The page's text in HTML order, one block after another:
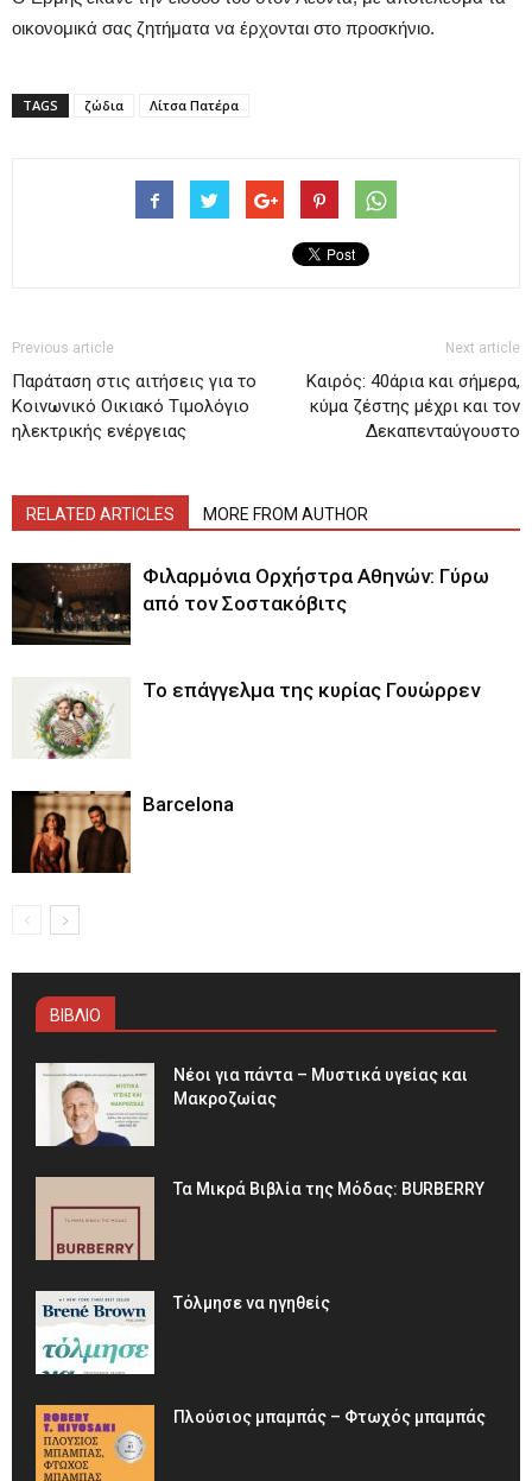
οικονομικά σας ζητήματα να έρχονται στο προσκήνιο.
TAGS ζώδια Λίτσα Πατέρα
Previous article
Παράταση στις αιτήσεις για το
Κοινωνικό Οικιακό Τιμολόγιο
ηλεκτρικής ενέργειας
Next article
Καιρός: 40άρια και σήμερα,
κύμα ζέστης μέχρι και τον
Δεκαπενταύγουστο
RELATED ARTICLES MORE FROM AUTHOR
Φιλαρμόνια Ορχήστρα Αθηνών: Γύρω
από τον Σοστακόβιτς
Το επάγγελμα της κυρίας Γουώρρεν
Barcelona
ΒΙΒΛΙΟ
Νέοι για πάντα – Μυστικά υγείας και
Μακροζωίας
Τα Μικρά Βιβλία της Μόδας: BURBERRY
Τόλμησε να ηγηθείς
Πλούσιος μπαμπάς – Φτωχός μπαμπάς